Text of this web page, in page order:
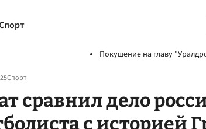
Покушение на главу
Спорт
сравнил дело
с историей